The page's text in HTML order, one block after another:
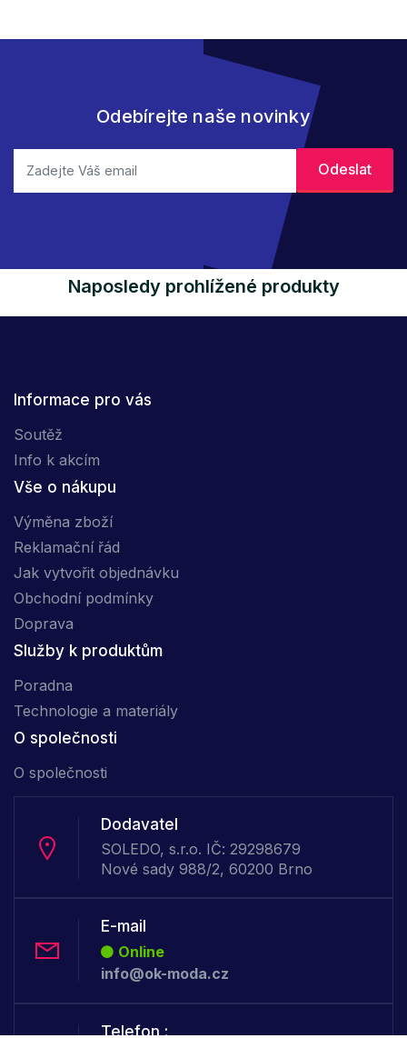
Odebírejte naše novinky
Naposledy prohlížené produkty
Informace pro vás
Soutěž
Info k akcím
Vše o nákupu
Výměna zboží
Reklamační řád
Jak vytvořit objednávku
Obchodní podmínky
Doprava
Služby k produktům
Poradna
Technologie a materiály
O společnosti
O společnosti
Dodavatel
SOLEDO, s.r.o. IČ: 29298679
Nové sady 988/2, 60200 Brno
E-mail
Online
info@ok-moda.cz
Telefon :